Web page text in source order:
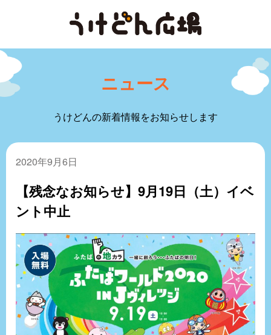
ニュース
うけどんの新着情報をお知らせします
2020年9月6日
【残念なお知らせ】9月19日（土）イベ
ント中止